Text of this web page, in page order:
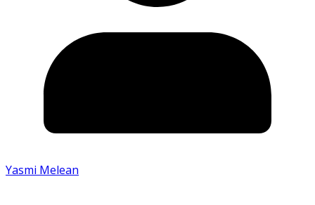
Yasmi Melean